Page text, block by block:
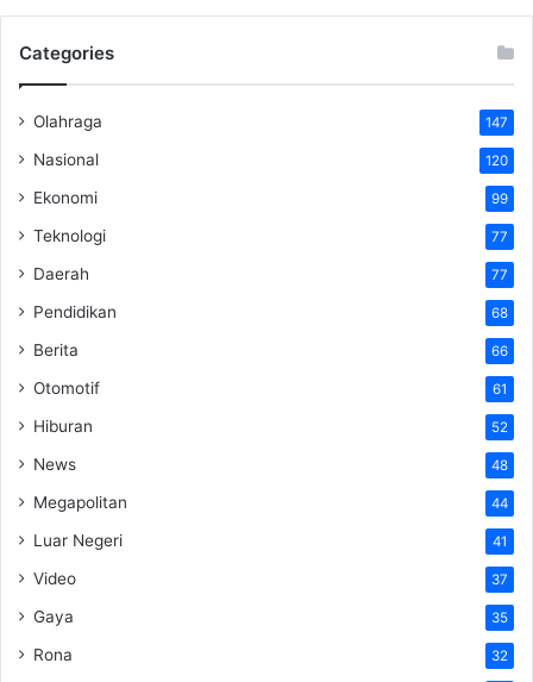
Categories
Olahraga 147
Nasional 120
Ekonomi 99
Teknologi 77
Daerah 77
Pendidikan 68
Berita 66
Otomotif 61
Hiburan 52
News 48
Megapolitan 44
Luar Negeri 41
Video 37
Gaya 35
Rona 32